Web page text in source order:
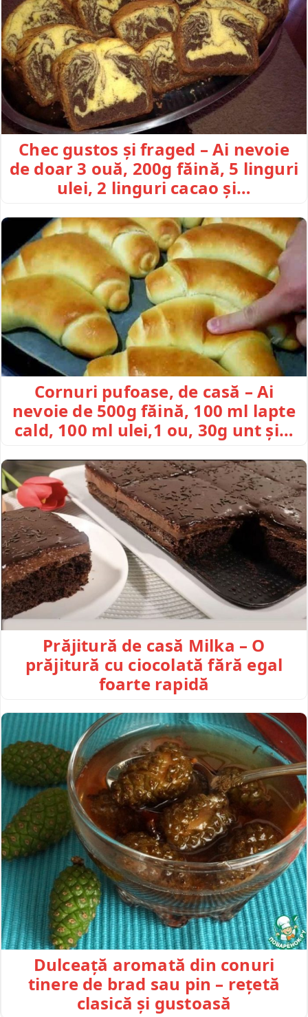
Chec gustos și fraged – Ai nevoie
de doar 3 ouă, 200g făină, 5 linguri
ulei, 2 linguri cacao și…
Cornuri pufoase, de casă – Ai
nevoie de 500g făină, 100 ml lapte
cald, 100 ml ulei,1 ou, 30g unt și…
Prăjitură de casă Milka – O
prăjitură cu ciocolată fără egal
foarte rapidă
Dulceață aromată din conuri
tinere de brad sau pin – rețetă
clasică și gustoasă